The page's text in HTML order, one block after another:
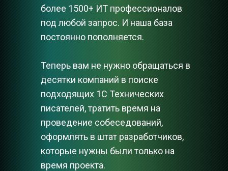
более 1500+ ИТ профессионалов
под любой запрос. И наша база
постоянно пополняется.
Теперь вам не нужно обращаться в
десятки компаний в поиске
подходящих 1С Технических
писателей, тратить время на
проведение собеседований,
оформлять в штат разработчиков,
которые нужны были только на
время проекта.